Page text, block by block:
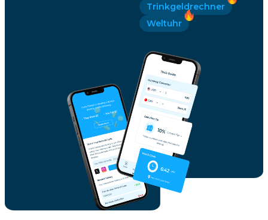
Trinkgeldrechner
Weltuhr